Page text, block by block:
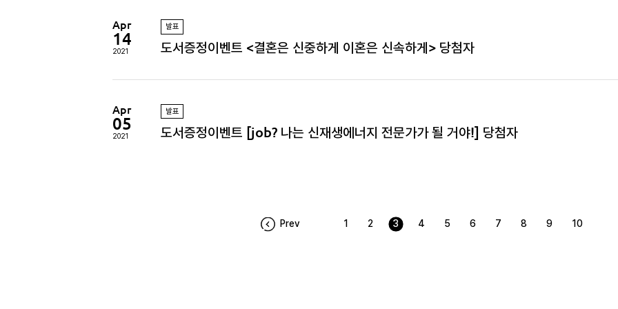
Apr
14
2021
발표
도서증정이벤트 <결혼은 신중하게 이혼은 신속하게> 당첨자
Apr
05
2021
발표
도서증정이벤트 [job? 나는 신재생에너지 전문가가 될 거야!] 당첨자
Prev 1 2 3 4 5 6 7 8 9 10